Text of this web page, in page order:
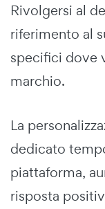
Rivolgersi al
riferimento al
specifici dove
marchio.
La
dedicato
piattaforma,
risposta